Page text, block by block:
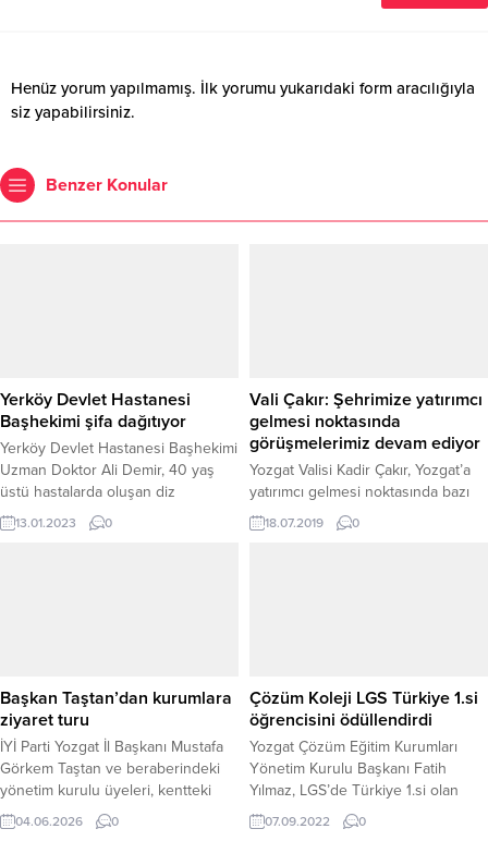
Henüz yorum yapılmamış. İlk yorumu yukarıdaki form aracılığıyla
siz yapabilirsiniz.
Benzer Konular
Yerköy Devlet Hastanesi
Başhekimi şifa dağıtıyor
Yerköy Devlet Hastanesi Başhekimi
Uzman Doktor Ali Demir, 40 yaş
üstü hastalarda oluşan diz
ekleminde sıvı azalması, kireçleme
ve çapraz bağlardaki yüzeysel
13.01.2023 0
Vali Çakır: Şehrimize yatırımcı
gelmesi noktasında
görüşmelerimiz devam ediyor
Yozgat Valisi Kadir Çakır, Yozgat’a
yatırımcı gelmesi noktasında bazı
güçlü firmalarla görüşmelerin
devam ettiğini belirterek, şehre
18.07.2019 0
Başkan Taştan’dan kurumlara
ziyaret turu
İYİ Parti Yozgat İl Başkanı Mustafa
Görkem Taştan ve beraberindeki
yönetim kurulu üyeleri, kentteki
kamu kurumlarına yönelik
ziyaretlerini sürdürdü. Bu
04.06.2026 0
Çözüm Koleji LGS Türkiye 1.si
öğrencisini ödüllendirdi
Yozgat Çözüm Eğitim Kurumları
Yönetim Kurulu Başkanı Fatih
Yılmaz, LGS’de Türkiye 1.si olan
öğrencileri Ahmet Özdemir’i
Çözüm Kolejinde düzenledikleri
07.09.2022 0